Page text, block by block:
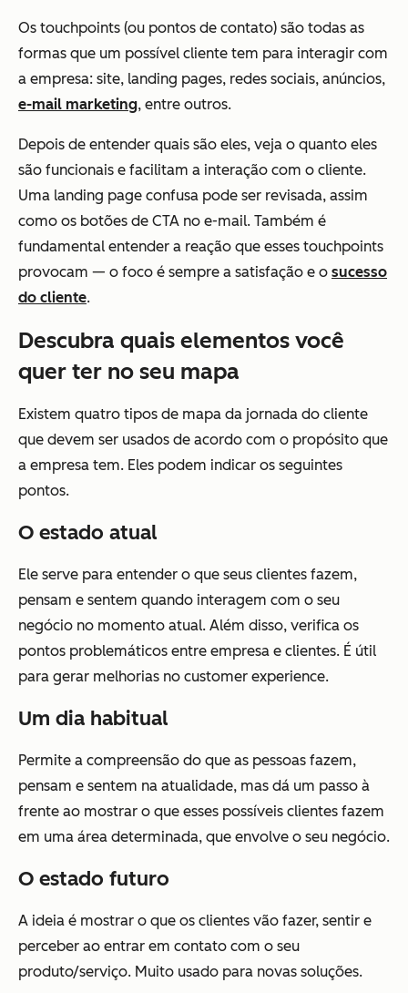
Os touchpoints (ou pontos de contato) são todas as
formas que um possível cliente tem para interagir com
a empresa: site, landing pages, redes sociais, anúncios,
e-mail marketing, entre outros.
Depois de entender quais são eles, veja o quanto eles
são funcionais e facilitam a interação com o cliente.
Uma landing page confusa pode ser revisada, assim
como os botões de CTA no e-mail. Também é
fundamental entender a reação que esses touchpoints
provocam — o foco é sempre a satisfação e o sucesso
do cliente.
Descubra quais elementos você
quer ter no seu mapa
Existem quatro tipos de mapa da jornada do cliente
que devem ser usados de acordo com o propósito que
a empresa tem. Eles podem indicar os seguintes
pontos.
O estado atual
Ele serve para entender o que seus clientes fazem,
pensam e sentem quando interagem com o seu
negócio no momento atual. Além disso, verifica os
pontos problemáticos entre empresa e clientes. É útil
para gerar melhorias no customer experience.
Um dia habitual
Permite a compreensão do que as pessoas fazem,
pensam e sentem na atualidade, mas dá um passo à
frente ao mostrar o que esses possíveis clientes fazem
em uma área determinada, que envolve o seu negócio.
O estado futuro
A ideia é mostrar o que os clientes vão fazer, sentir e
perceber ao entrar em contato com o seu
produto/serviço. Muito usado para novas soluções.